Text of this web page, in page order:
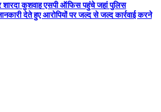
शारदा कुशवाह एसपी ऑफिस पहुंचे जहां पुलिस
देते हुए आरोपियों पर जल्द से जल्द कार्रवाई करने